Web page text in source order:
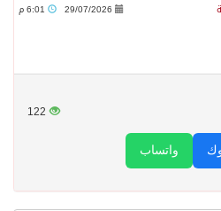
29/07/2026
122
واتساب